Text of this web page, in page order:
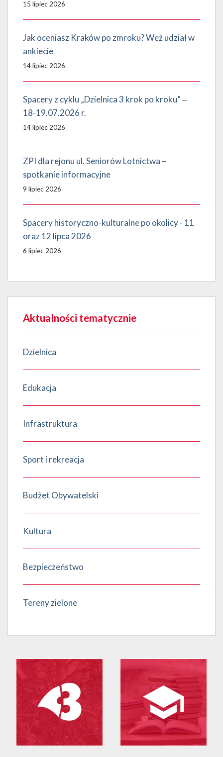
15 lipiec 2026
Jak oceniasz Kraków po zmroku? Weź udział w
ankiecie
14 lipiec 2026
Spacery z cyklu „Dzielnica 3 krok po kroku” ‒
18-19.07.2026 r.
14 lipiec 2026
ZPI dla rejonu ul. Seniorów Lotnictwa –
spotkanie informacyjne
9 lipiec 2026
Spacery historyczno-kulturalne po okolicy - 11
oraz 12 lipca 2026
6 lipiec 2026
Aktualności tematycznie
Dzielnica
Edukacja
Infrastruktura
Sport i rekreacja
Budżet Obywatelski
Kultura
Bezpieczeństwo
Tereny zielone